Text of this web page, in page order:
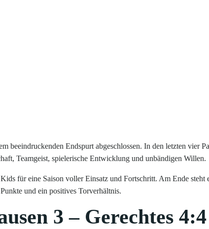
beeindruckenden Endspurt abgeschlossen. In den letzten vier
Teamgeist, spielerische Entwicklung und unbändigen Willen.
für eine Saison voller Einsatz und Fortschritt. Am Ende steht
und ein positives Torverhältnis.
3 – Gerechtes 4:4